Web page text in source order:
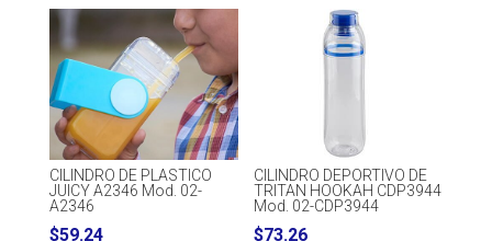
CILINDRO DE PLASTICO
JUICY A2346 Mod. 02-
A2346
$59.24
CILINDRO DEPORTIVO DE
TRITAN HOOKAH CDP3944
Mod. 02-CDP3944
$73.26